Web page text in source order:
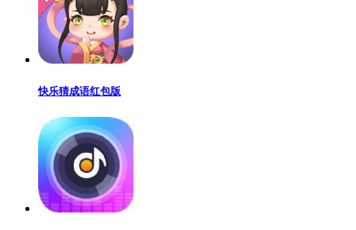
快乐猜成语红包版